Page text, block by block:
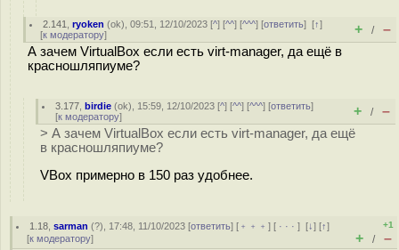
2.141 ,ryoken (ok), 09:51, 12/10/2023 [^] [^^] [^^^] [ответить][↑]
[к модератору] + / –
А зачем VirtualBox если есть virt-manager, да ещё в
красношляпиуме?
3.177 ,birdie (ok), 15:59, 12/10/2023 [^] [^^] [^^^] [ответить]
[к модератору] + / –
> А зачем VirtualBox если есть virt-manager, да ещё
в красношляпиуме?
VBox примерно в 150 раз удобнее.
1.18 ,sarman (?), 17:48, 11/10/2023 [ответить] [ ﹢﹢﹢] [ · · ·][↓] [↑]
[к модератору]
+1
+ / –